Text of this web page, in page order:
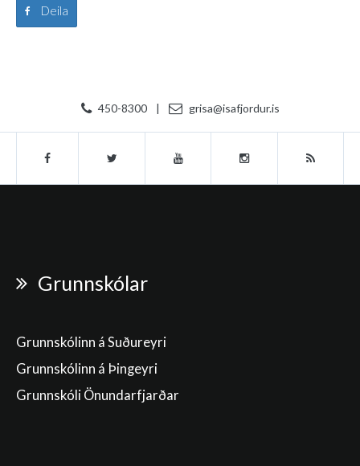
Deila
450-8300 | grisa@isafjordur.is
Grunnskólar
Grunnskólinn á Suðureyri
Grunnskólinn á Þingeyri
Grunnskóli Önundarfjarðar